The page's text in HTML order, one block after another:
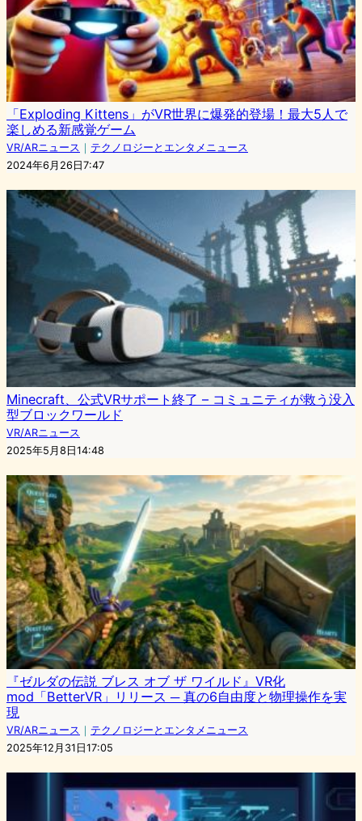
「Exploding Kittens」がVR世界に爆発的登場！最大5人で
楽しめる新感覚ゲーム
VR/ARニュース ｜ テクノロジーとエンタメニュース
2024年6月26日7:47
Minecraft、公式VRサポート終了 – コミュニティが救う没入
型ブロックワールド
VR/ARニュース
2025年5月8日14:48
『ゼルダの伝説 ブレス オブ ザ ワイルド』VR化
mod「BetterVR」リリース ─ 真の6自由度と物理操作を実
現
VR/ARニュース ｜ テクノロジーとエンタメニュース
2025年12月31日17:05